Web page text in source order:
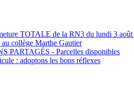
TOTALE de la RN3 du lundi 3 août
au collège Marthe Gautier
PARTAGÉS - Parcelles disponibles
: adoptons les bons réflexes